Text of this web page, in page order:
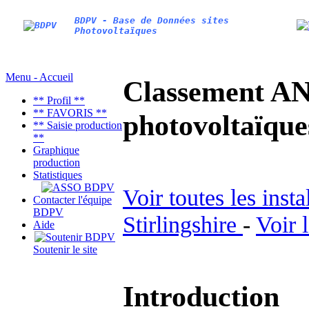
BDPV - Base de Données sites
Photovoltaïques
Menu - Accueil
** Profil **
** FAVORIS **
** Saisie production
**
Graphique
production
Statistiques
Contacter l'équipe
BDPV
Aide
Soutenir le site
Classement
Voir toutes les
Stirlingshire - Voir
Introduction